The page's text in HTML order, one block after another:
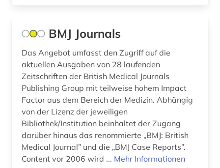
BMJ Journals
Das Angebot umfasst den Zugriff auf die
aktuellen Ausgaben von 28 laufenden
Zeitschriften der British Medical Journals
Publishing Group mit teilweise hohem Impact
Factor aus dem Bereich der Medizin. Abhängig
von der Lizenz der jeweiligen
Bibliothek/Institution beinhaltet der Zugang
darüber hinaus das renommierte „BMJ: British
Medical Journal” und die „BMJ Case Reports”.
Content vor 2006 wird ... Mehr Informationen